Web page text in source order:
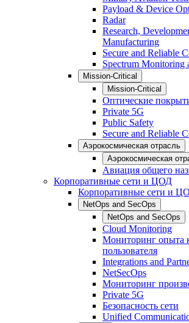
Payload & Device
Radar
Research,
Manufacturing
Secure and Reliable
Spectrum Monitoring
Mission-Critical
Mission-Critical
Оптические
Private 5G
Public Safety
Secure and Reliable
Аэрокосмическая отрасль
Аэрокосмическая
Авиация общего
Корпоративные сети и ЦОД
Корпоративные сети и
NetOps and SecOps
NetOps and SecOps
Cloud Monitoring
Мониторинг опыта
пользователя
Integrations and
NetSecOps
Мониторинг
Private 5G
Безопасность сети
Unified